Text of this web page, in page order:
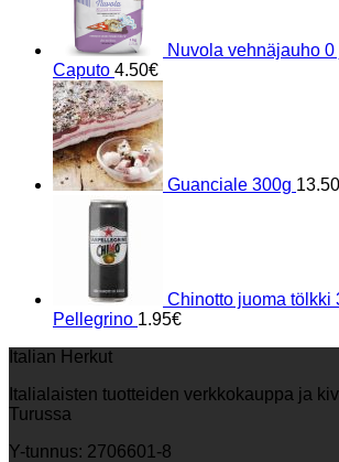
Nuvola vehnäjauho
Caputo 4.50€
Guanciale 300g 13.50
Chinotto juoma tölkki
Pellegrino 1.95€
Italian Herkut
Italialaisten tuotteiden verkkokauppa ja
Turussa
Y-tunnus: 2706601-8